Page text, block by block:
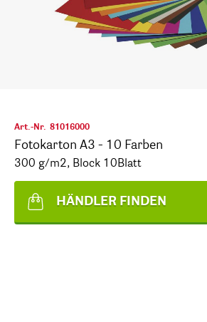
Art.-Nr. 81016000
Fotokarton A3 - 10 Farben
300 g/m2, Block 10Blatt
HÄNDLER FINDEN